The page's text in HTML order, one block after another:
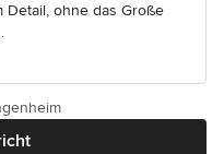
Detail, ohne das Große